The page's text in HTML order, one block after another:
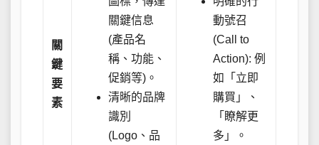
關
鍵
要
素
關鍵信息
(產品名
稱、功能、
促銷等)。
清晰的品牌
識別
(Logo、品
動號召
(Call to
Action): 例
如「立即
購買」、
「瞭解更
多」。